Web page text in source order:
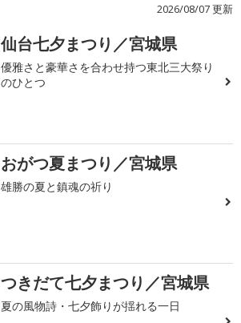
2026/08/07 更新
仙台七夕まつり／宮城県
優雅さと豪華さを合わせ持つ東北三大祭り
のひとつ
おがつ夏まつり／宮城県
雄勝の夏と鎮魂の祈り
つきだて七夕まつり／宮城県
夏の風物詩・七夕飾りが揺れる一日